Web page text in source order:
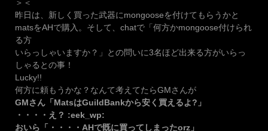
＞＜
昨日は、新しく買った武器にmongooseを付けてもらうかと
matsをAHで購入。そして、chatで「何方かmongoose付けられ
る方
いらっしゃいますか？」との問いに3名ほど出来る方がいらっ
しゃるとの事！
Lucky!!
何方に頼もうかな？なんて考えてたらGMさんが
GMさん「MatsはGuildBankから安く買えるよ?」
・・・・え？ :eek_wp:
おいら「・・・・AHで既に買ってしまったorz」